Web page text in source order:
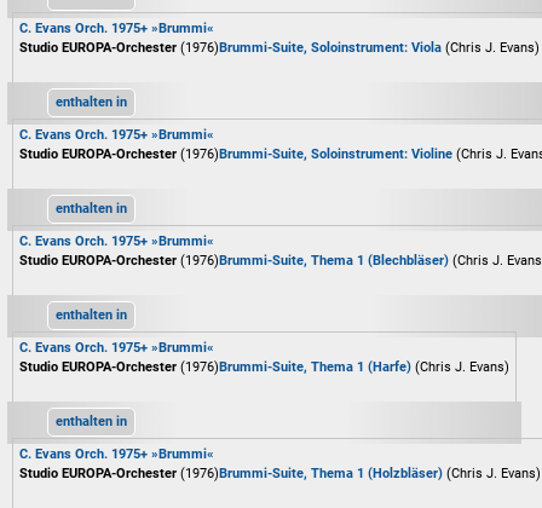
C. Evans Orch. 1975+ »Brummi«
Studio EUROPA-Orchester (1976)Brummi-Suite, Soloinstrument: Viola (Chris J. Evans)
enthalten in
C. Evans Orch. 1975+ »Brummi«
Studio EUROPA-Orchester (1976)Brummi-Suite, Soloinstrument: Violine (Chris J.
enthalten in
C. Evans Orch. 1975+ »Brummi«
Studio EUROPA-Orchester (1976)Brummi-Suite, Thema 1 (Blechbläser) (Chris J.
enthalten in
C. Evans Orch. 1975+ »Brummi«
Studio EUROPA-Orchester (1976)Brummi-Suite, Thema 1 (Harfe) (Chris J. Evans)
enthalten in
C. Evans Orch. 1975+ »Brummi«
Studio EUROPA-Orchester (1976)Brummi-Suite, Thema 1 (Holzbläser) (Chris J. Evans)